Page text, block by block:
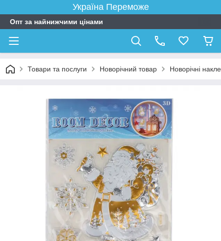
Україна Переможе
Опт за найнижчими цінами
Товари та послуги Новорічний товар Новорічні